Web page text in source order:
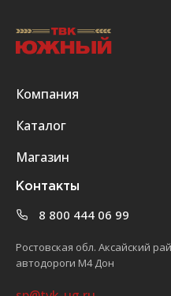
Компания
Каталог
Магазин
Контакты
8 800 444 06 99
Ростовская обл. Аксайский
автодороги М4 Дон